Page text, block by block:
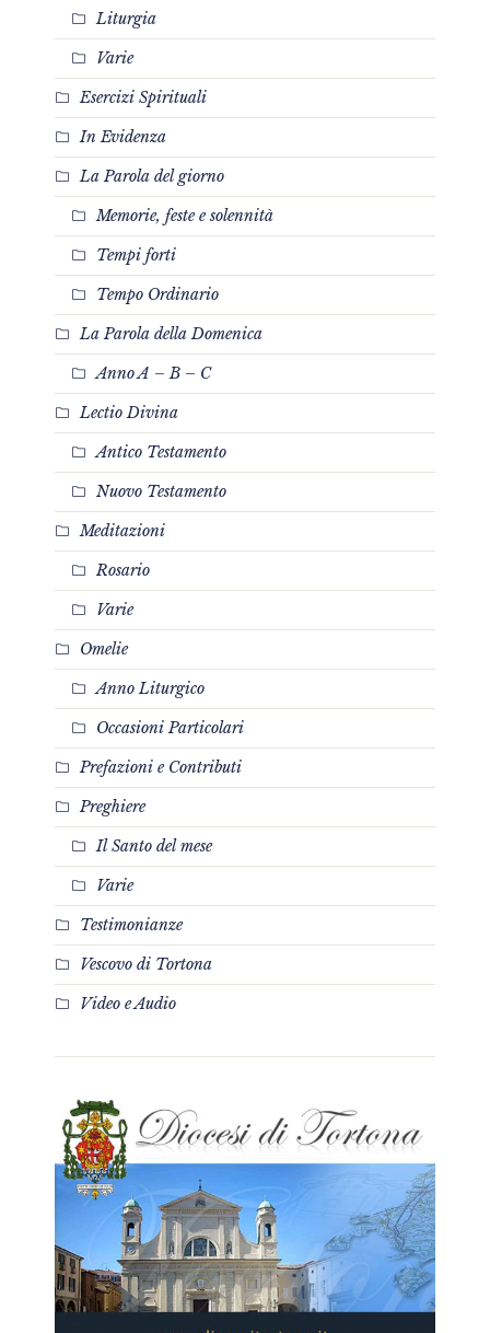
Liturgia
Varie
Esercizi Spirituali
In Evidenza
La Parola del giorno
Memorie, feste e solennità
Tempi forti
Tempo Ordinario
La Parola della Domenica
Anno A – B – C
Lectio Divina
Antico Testamento
Nuovo Testamento
Meditazioni
Rosario
Varie
Omelie
Anno Liturgico
Occasioni Particolari
Prefazioni e Contributi
Preghiere
Il Santo del mese
Varie
Testimonianze
Vescovo di Tortona
Video e Audio